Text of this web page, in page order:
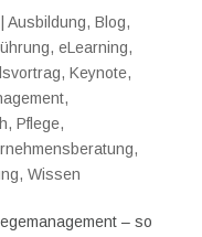
Ausbildung, Blog,
, eLearning,
, Keynote,
,
, Pflege,
,
, Wissen
– so